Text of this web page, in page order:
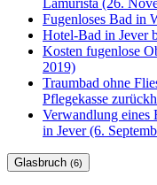
Lamurista (26.
Fugenloses Bad in
Hotel-Bad in Jever
Kosten fugenlose
2019)
Traumbad ohne
Pflegekasse
Verwandlung eines
in Jever (6.
Glasbruch (6)